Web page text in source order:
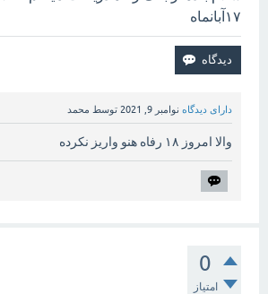
۱۷آبانماه
دارای دیدگاه نوامبر 9, 2021 توسط محمد
والا امروز ۱۸ رفاه هنو واریز نکرده
0
امتیاز